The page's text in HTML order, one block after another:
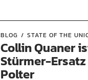
BLOG STATE OF THE
Collin Quaner
Stürmer-
Polter